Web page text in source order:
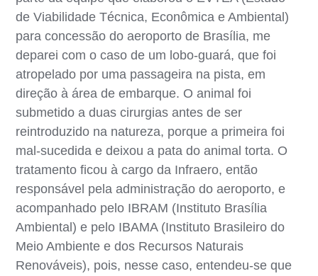
de Viabilidade Técnica, Econômica e Ambiental)
para concessão do aeroporto de Brasília, me
deparei com o caso de um lobo-guará, que foi
atropelado por uma passageira na pista, em
direção à área de embarque. O animal foi
submetido a duas cirurgias antes de ser
reintroduzido na natureza, porque a primeira foi
mal-sucedida e deixou a pata do animal torta. O
tratamento ficou à cargo da Infraero, então
responsável pela administração do aeroporto, e
acompanhado pelo IBRAM (Instituto Brasília
Ambiental) e pelo IBAMA (Instituto Brasileiro do
Meio Ambiente e dos Recursos Naturais
Renováveis), pois, nesse caso, entendeu-se que